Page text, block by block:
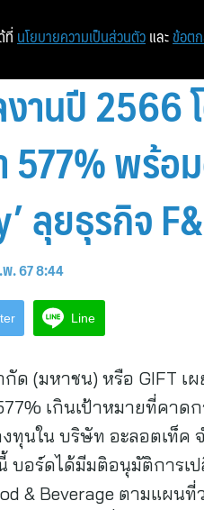
านปี 2566
577% พร้อ
ลุยธุรกิจ
. 67 8:44
Line
(มหาชน) หรือ GIFT เ
เกินเป้าหมายที่คาด
ทุนใน บริษัท อะลอตเท็
บอร์ดได้มีมติอนุมัติการเ
& Beverage ตามแผน
ที่ นโยบายความเป็นส่วนตัว และ ข้อต